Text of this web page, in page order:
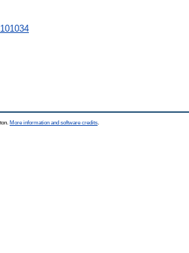
More information and software credits